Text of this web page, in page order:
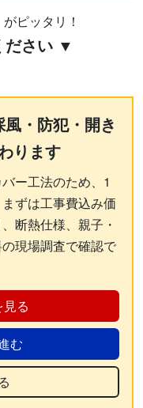
ピッタリ！
ださい ▼
・防犯・開き
ります
ー工法のため、1
ずは工事費込み価
断熱仕様、親子・
現場調査で確認で
る
む